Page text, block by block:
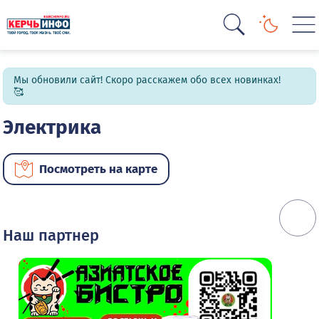
Мы обновили сайт! Скоро расскажем обо всех новинках!
🥰
Электрика
Посмотреть на карте
Наш партнер